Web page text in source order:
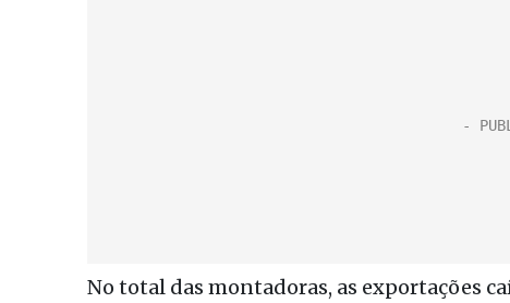
No total das montadoras, as exportações